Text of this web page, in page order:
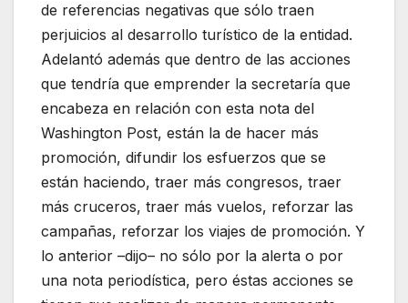
de referencias negativas que sólo traen
perjuicios al desarrollo turístico de la entidad.
Adelantó además que dentro de las acciones
que tendría que emprender la secretaría que
encabeza en relación con esta nota del
Washington Post, están la de hacer más
promoción, difundir los esfuerzos que se
están haciendo, traer más congresos, traer
más cruceros, traer más vuelos, reforzar las
campañas, reforzar los viajes de promoción. Y
lo anterior –dijo– no sólo por la alerta o por
una nota periodística, pero éstas acciones se